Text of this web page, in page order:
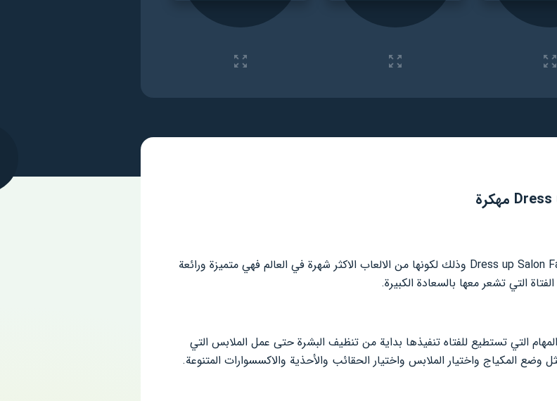
تريد الكثير من الفتيات تحميل لعبة Dress up Salon Fashion Styles وذلك لكونها من الالعاب الاكثر شهرة في العالم فهي متميزة ورائعة
التي تشعر معها بالسعادة الكبيرة.
التي تستطيع للفتاه تنفيذها بداية من تنظيف البشرة حتى عمل الملابس التي
وضع المكياج واختيار الملابس واختيار الحقائب والأحذية والاكسسوارات المتنوعة.